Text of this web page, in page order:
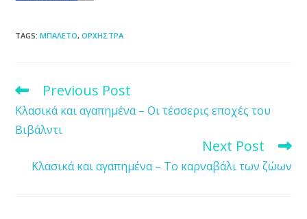
TAGS:ΜΠΑΛΕΤΟ, ΟΡΧΗΣΤΡΑ
Read
articles
Previous Post
Κλασικά και αγαπημένα – Οι τέσσερις εποχές του
Βιβάλντι
Next Post
Κλασικά και αγαπημένα – Το καρναβάλι των ζώων